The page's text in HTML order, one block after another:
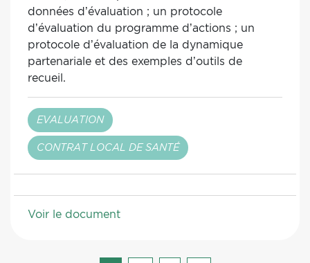
données d’évaluation ; un protocole
d’évaluation du programme d’actions ; un
protocole d’évaluation de la dynamique
partenariale et des exemples d’outils de
recueil.
EVALUATION
CONTRAT LOCAL DE SANTÉ
Voir le document